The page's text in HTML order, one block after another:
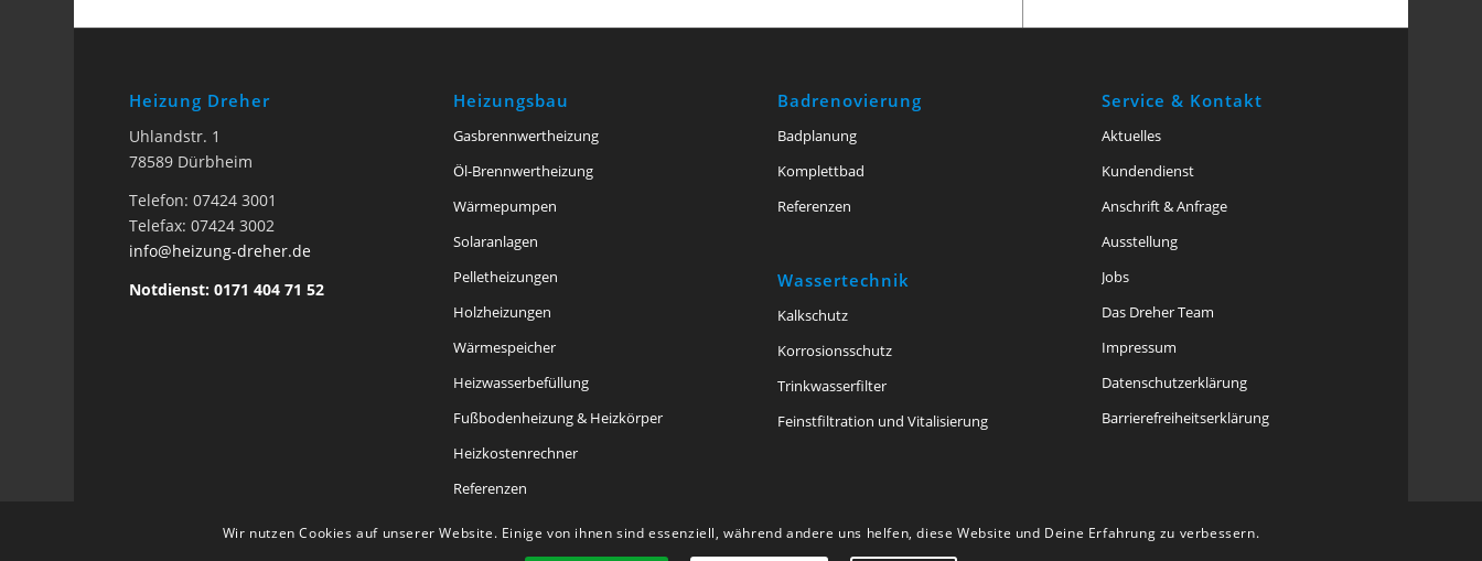
Heizung Dreher
Uhlandstr. 1
78589 Dürbheim
Telefon: 07424 3001
Telefax: 07424 3002
info@heizung-dreher.de
Notdienst: 0171 404 71 52
Heizungsbau
Gasbrennwertheizung
Öl-Brennwertheizung
Wärmepumpen
Solaranlagen
Pelletheizungen
Holzheizungen
Wärmespeicher
Heizwasserbefüllung
Fußbodenheizung & Heizkörper
Heizkostenrechner
Referenzen
Badrenovierung
Badplanung
Komplettbad
Referenzen
Wassertechnik
Kalkschutz
Korrosionsschutz
Trinkwasserfilter
Feinstfiltration und Vitalisierung
Service & Kontakt
Aktuelles
Kundendienst
Anschrift & Anfrage
Ausstellung
Jobs
Das Dreher Team
Impressum
Datenschutzerklärung
Barriere­freiheits­erklärung
Wir nutzen Cookies auf unserer Website. Einige von ihnen sind essenziell, während andere uns helfen, diese Website und Deine Erfahrung zu verbessern.